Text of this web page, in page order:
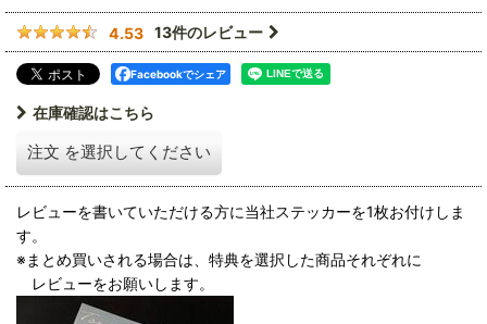
4.53 13件のレビュー
Facebookでシェア
在庫確認はこちら
注文 を選択してください
レビューを書いていただける方に当社ステッカーを1枚お付けしま
す。
※まとめ買いされる場合は、特典を選択した商品それぞれに
レビューをお願いします。